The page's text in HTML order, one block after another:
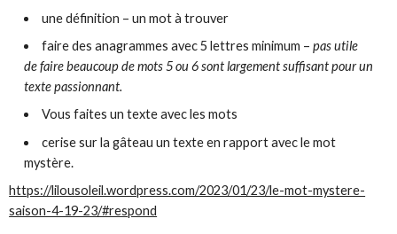
une définition – un mot à trouver
faire des anagrammes avec 5 lettres minimum –pas utile
de faire beaucoup de mots 5 ou 6 sont largement suffisant pour un
texte passionnant.
Vous faites un texte avec les mots
cerise sur la gâteau un texte en rapport avec le mot
mystère.
https://lilousoleil.wordpress.com/2023/01/23/le-mot-mystere-
saison-4-19-23/#respond